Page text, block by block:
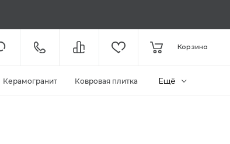
8 (800) 301-61-43
КОЛЛ-ЦЕНТР / С 11:00
Корзина
Керамогранит Ковровая плитка Ещё